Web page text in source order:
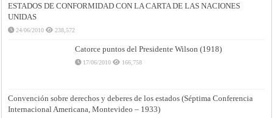
ESTADOS DE CONFORMIDAD CON LA CARTA DE LAS NACIONES
UNIDAS
24/06/2010 238,572
Catorce puntos del Presidente Wilson (1918)
17/06/2010 166,758
Convención sobre derechos y deberes de los estados (Séptima Conferencia
Internacional Americana, Montevideo – 1933)